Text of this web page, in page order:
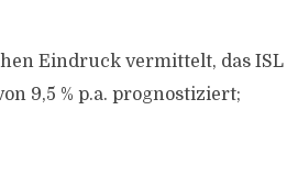
Eindruck vermittelt, das
9,5 % p.a. prognostiziert;